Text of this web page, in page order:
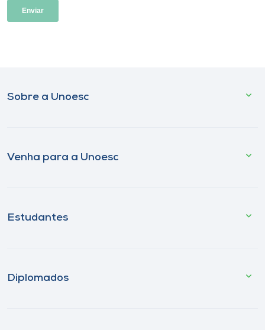
Sobre a Unoesc
Venha para a Unoesc
Estudantes
Diplomados